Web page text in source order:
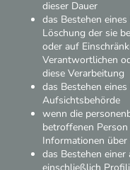
dieser Dauer
das Bestehen
Löschung der sie
oder auf
Verantwortlichen
diese Verarbeitung
das Bestehen
Aufsichtsbehörde
wenn die
betroffenen
Informationen
das Bestehen